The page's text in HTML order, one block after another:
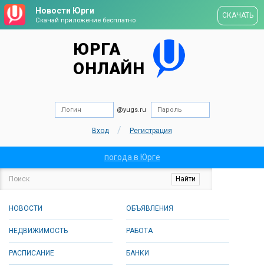
Новости Юрги
Скачай приложение бесплатно
СКАЧАТЬ
ЮРГА
ОНЛАЙН
@yugs.ru
Вход / Регистрация
погода в Юрге
НОВОСТИ ОБЪЯВЛЕНИЯ
НЕДВИЖИМОСТЬ РАБОТА
РАСПИСАНИЕ БАНКИ